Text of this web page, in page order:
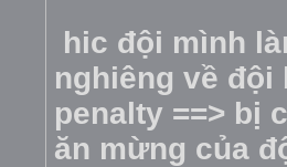
hic đội mình
nghiêng về đội
penalty ==> bị
ăn mừng của